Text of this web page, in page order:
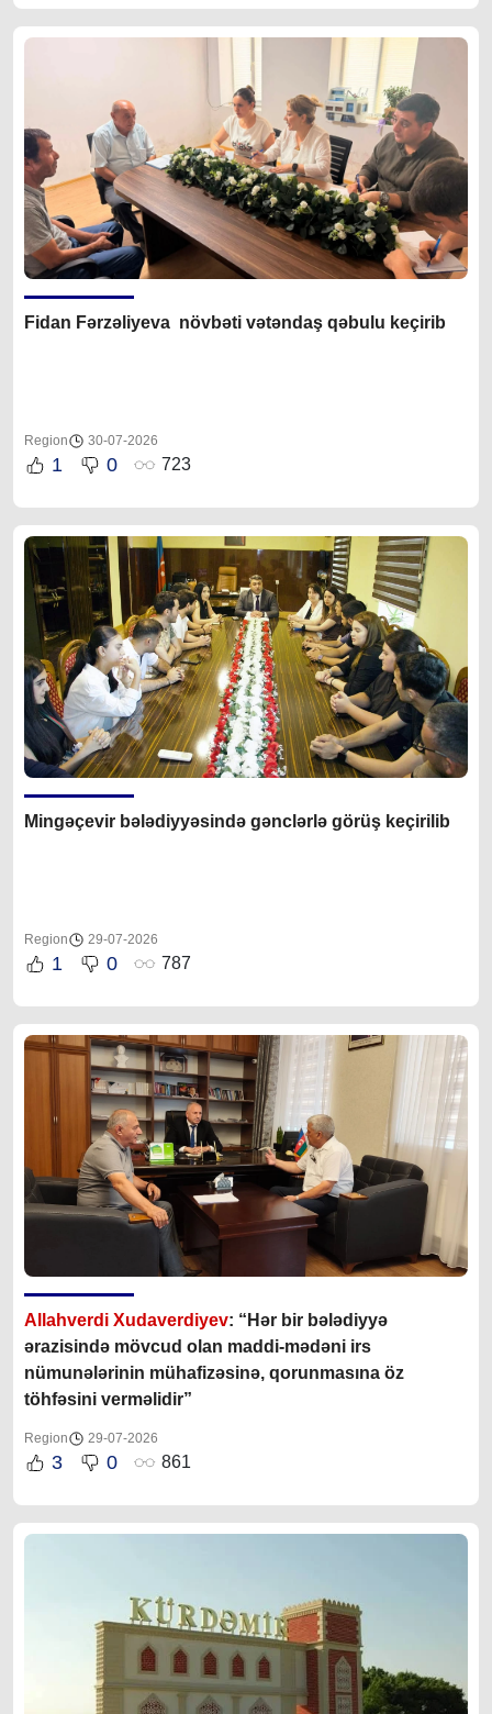
Fidan Fərzəliyeva növbəti vətəndaş qəbulu keçirib
Region 30-07-2026
1 0 723
Mingəçevir bələdiyyəsində gənclərlə görüş keçirilib
Region 29-07-2026
1 0 787
Allahverdi Xudaverdiyev: “Hər bir bələdiyyə
ərazisində mövcud olan maddi-mədəni irs
nümunələrinin mühafizəsinə, qorunmasına öz
töhfəsini verməlidir”
Region 29-07-2026
3 0 861